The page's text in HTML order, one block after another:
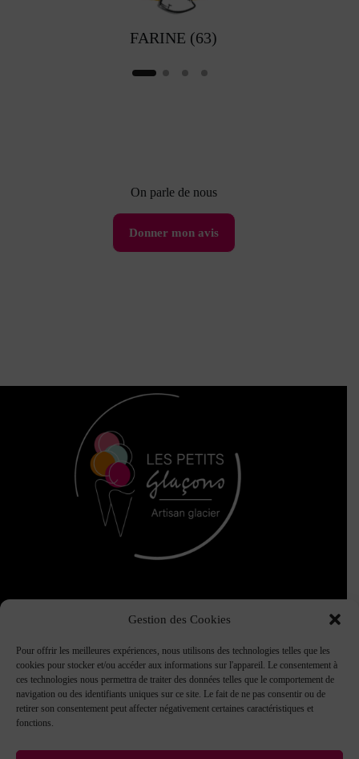
Gestion des Cookies
Pour offrir les meilleures expériences, nous utilisons des technologies telles que les
cookies pour stocker et/ou accéder aux informations sur l'appareil. Le consentement à
ces technologies nous permettra de traiter des données telles que le comportement de
navigation ou des identifiants uniques sur ce site. Le fait de ne pas consentir ou de
retirer son consentement peut affecter négativement certaines caractéristiques et
fonctions.
FARINE (63)
On parle de nous
Donner mon avis
Contact
Mentions légales
CGV